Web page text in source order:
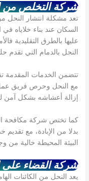
شركة التخلص من
تعد مشكلة انتشار
السكان عند بناء خلاياه
عليها بالطرق التقليدية
النحل بالدمام التي تقدم
تتضمن الخدمات المقدمة
مع النحل وحرص فريق
إزالة أعشاشه بشكل آمن
كما تختص شركة مكافحة
بدلا من الإبادة، مع
البيئة المحيطة خالية من
شركة القضاء على
يعد النحل من الكائنات